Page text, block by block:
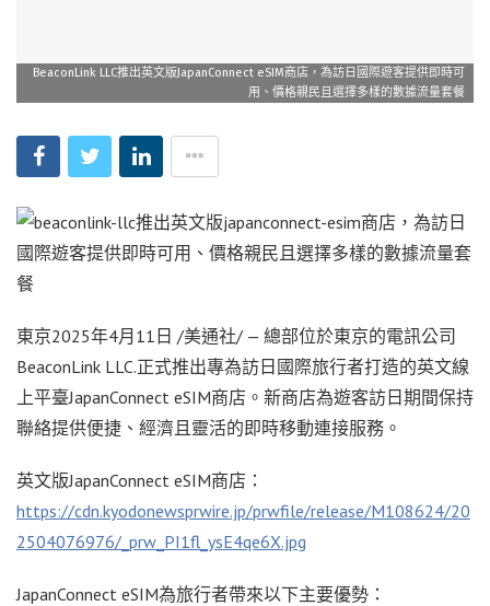
BeaconLink LLC推出英文版JapanConnect eSIM商店，為訪日國際遊客提供即時可
用、價格親民且選擇多樣的數據流量套餐
東京2025年4月11日 /美通社/ — 總部位於東京的電訊公司
BeaconLink LLC.正式推出專為訪日國際旅行者打造的英文線
上平臺JapanConnect eSIM商店。新商店為遊客訪日期間保持
聯絡提供便捷、經濟且靈活的即時移動連接服務。
英文版JapanConnect eSIM商店：
https://cdn.kyodonewsprwire.jp/prwfile/release/M108624/20
2504076976/_prw_PI1fl_ysE4qe6X.jpg
JapanConnect eSIM為旅行者帶來以下主要優勢：